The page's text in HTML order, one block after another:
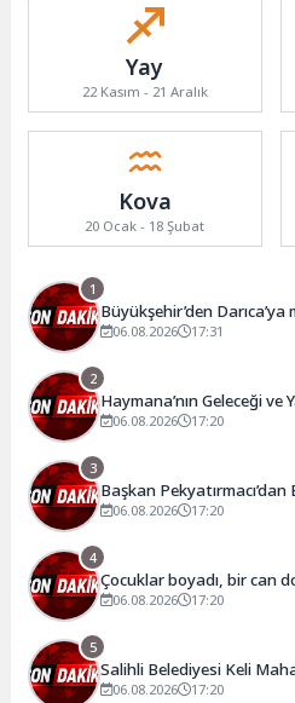
Yay
22 Kasım - 21 Aralık
Kova
20 Ocak - 18 Şubat
1
Büyükşehir’den Darıca’ya
06.08.2026 17:31
2
Haymana’nın Geleceği
Yatırıldı
06.08.2026 17:20
3
Başkan
06.08.2026 17:20
4
Çocuklar boyadı, bir can
06.08.2026 17:20
5
Salihli Belediyesi Keli
Asfalt Çalışmasını
06.08.2026 17:20